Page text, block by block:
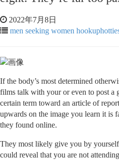
2022年7月8日
men seeking women
If the body’s most determined
films talk with your or even to post a
certain term toward an article of
upwards on the image you learn it is
they found online.
They most likely give you by
could reveal that you are not